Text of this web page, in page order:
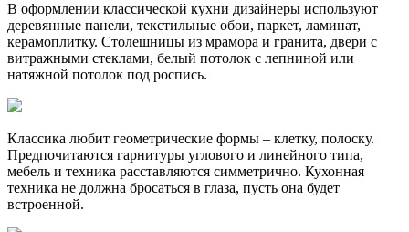
В оформлении классической кухни дизайнеры используют
деревянные панели, текстильные обои, паркет, ламинат,
керамоплитку. Столешницы из мрамора и гранита, двери с
витражными стеклами, белый потолок с лепниной или
натяжной потолок под роспись.
Классика любит геометрические формы – клетку, полоску.
Предпочитаются гарнитуры углового и линейного типа,
мебель и техника расставляются симметрично. Кухонная
техника не должна бросаться в глаза, пусть она будет
встроенной.